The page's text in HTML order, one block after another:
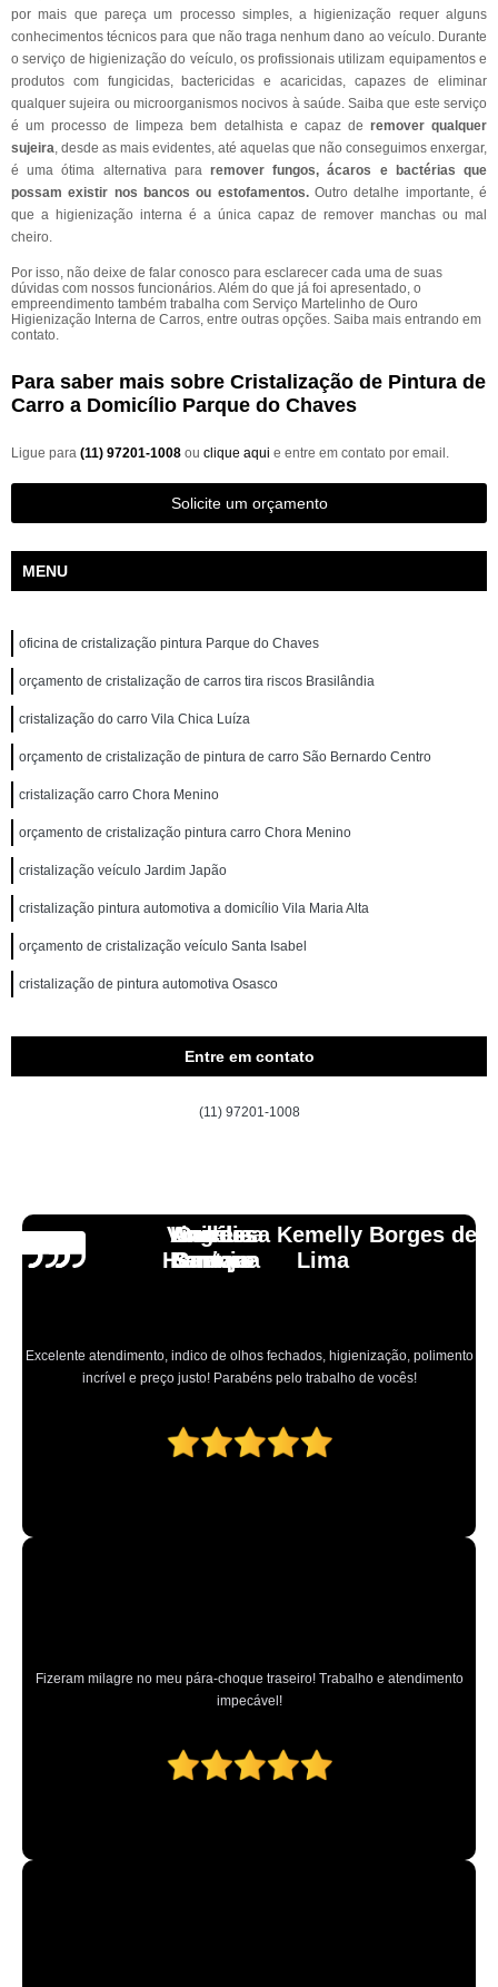
por mais que pareça um processo simples, a higienização requer alguns
conhecimentos técnicos para que não traga nenhum dano ao veículo. Durante
o serviço de higienização do veículo, os profissionais utilizam equipamentos e
produtos com fungicidas, bactericidas e acaricidas, capazes de eliminar
qualquer sujeira ou microorganismos nocivos à saúde. Saiba que este serviço
é um processo de limpeza bem detalhista e capaz de remover qualquer
sujeira, desde as mais evidentes, até aquelas que não conseguimos enxergar,
é uma ótima alternativa para remover fungos, ácaros e bactérias que
possam existir nos bancos ou estofamentos.Outro detalhe importante, é
que a higienização interna é a única capaz de remover manchas ou mal
cheiro.
Por isso, não deixe de falar conosco para esclarecer cada uma de suas
dúvidas com nossos funcionários. Além do que já foi apresentado, o
empreendimento também trabalha com Serviço Martelinho de Ouro
Higienização Interna de Carros, entre outras opções. Saiba mais entrando em
contato.
Para saber mais sobre Cristalização de Pintura de
Carro a Domicílio Parque do Chaves
Ligue para (11) 97201-1008 ou clique aqui e entre em contato por email.
Solicite um orçamento
MENU
oficina de cristalização pintura Parque do Chaves
orçamento de cristalização de carros tira riscos Brasilândia
cristalização do carro Vila Chica Luíza
orçamento de cristalização de pintura de carro São Bernardo Centro
cristalização carro Chora Menino
orçamento de cristalização pintura carro Chora Menino
cristalização veículo Jardim Japão
cristalização pintura automotiva a domicílio Vila Maria Alta
orçamento de cristalização veículo Santa Isabel
cristalização de pintura automotiva Osasco
Entre em contato
(11) 97201-1008
Angélica
Santana
Excelente atendimento, indico de olhos fechados, higienização, polimento
incrível e preço justo! Parabéns pelo trabalho de vocês!
Andressa Kemelly Borges de
Lima
Fizeram milagre no meu pára-choque traseiro! Trabalho e atendimento
impecável!
Carlos
Henrique
Vinicius
Laranja
Lourdes
Santoro